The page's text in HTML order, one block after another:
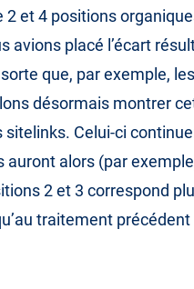
et 4 positions
avions placé l’écart
que, par exemple,
désormais montrer
Celui-ci
alors (par
2 et 3 correspond
traitement